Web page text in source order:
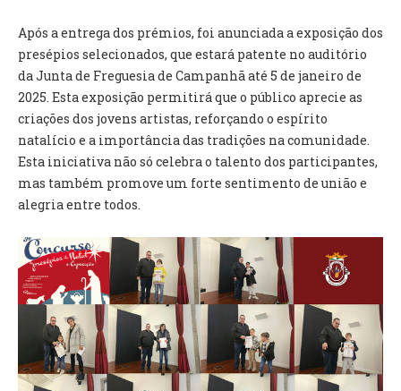
ORÇAMENTO COLABORATIVO
FUNDO DE APOIO AO ASSOCIATIVISMO
SUBVENÇÕES PÚBLICAS
SERVIÇOS
SECRETARIA
CEMITÉRIO
RECENSEAMENTO ELEITORAL
ATESTADOS
VENDA AMBULANTE
EMPREGO (GIP)
Após a entrega dos prémios, foi anunciada a exposição dos
presépios selecionados, que estará patente no auditório
da Junta de Freguesia de Campanhã até 5 de janeiro de
2025. Esta exposição permitirá que o público aprecie as
criações dos jovens artistas, reforçando o espírito
natalício e a importância das tradições na comunidade.
Esta iniciativa não só celebra o talento dos participantes,
mas também promove um forte sentimento de união e
alegria entre todos.